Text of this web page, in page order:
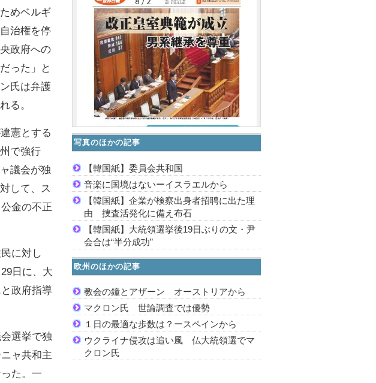
めベルギ
治権を停
政府への
った」と
氏は弁護
る。
憲とする
で強行
議会が独
して、ス
金の不正
に対し
日に、大
政府指導
選挙で独
ャ共和主
た。一
写真のほかの記事
【韓国紙】委員会共和国
音楽に国境はないーイスラエルから
【韓国紙】企業が検察出身者招聘に出た理
由 捜査活発化に備え布石
【韓国紙】大統領選挙後19日ぶりの文・尹
会合は“半分成功”
欧州のほかの記事
教会の鐘とアザーン オーストリアから
マクロン氏 世論調査では優勢
１日の最適な歩数は？ースペインから
ウクライナ侵攻は追い風 仏大統領選でマ
クロン氏